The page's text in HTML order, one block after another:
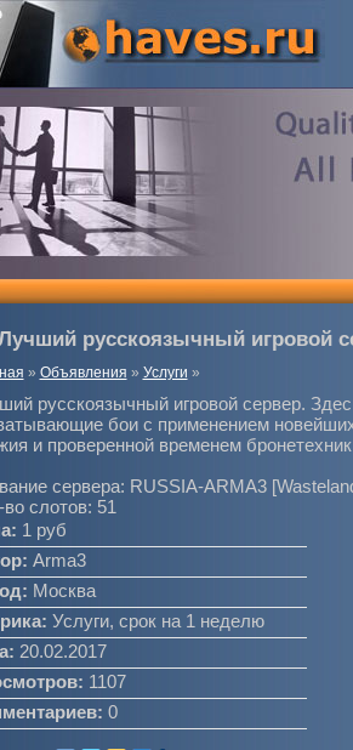
русскоязычный игровой
» Объявления » Услуги »
русскоязычный игровой сервер.
бои с применением новейших
и проверенной временем
сервера: RUSSIA-ARMA3
слотов: 51
1 руб
Arma3
Москва
Услуги, срок на 1 неделю
20.02.2017
1107
0